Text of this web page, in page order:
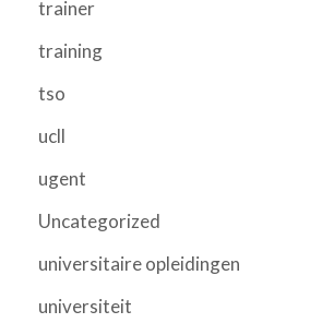
trainer
training
tso
ucll
ugent
Uncategorized
universitaire opleidingen
universiteit